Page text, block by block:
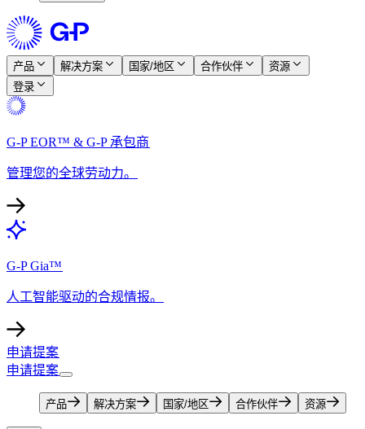
产品​​ 解决方案​​ 国家/地区​​ 合作伙伴​​
资源​​
登录​​
G-P EOR™ & G-P 承包商​​
管理您的全球劳动力。​​
G-P Gia™​​
人工智能驱动的合规情报。​​
申请提案​​
申请提案​​
产品​​ 解决方案​​ 国家/地区​​ 合作伙伴​​ 资源​​